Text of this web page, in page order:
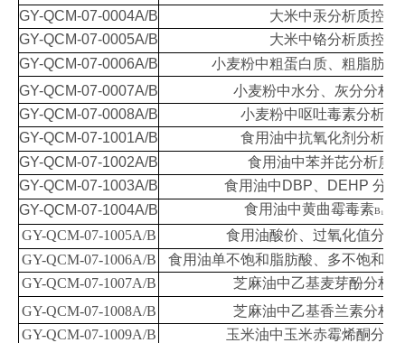
GY-QCM-07-0004A/B
大米中汞分析质控样
GY-QCM-07-0005A/B
大米中铬分析质控样
GY-QCM-07-0006A/B
小麦粉中粗蛋白质、粗脂肪分
GY-QCM-07-0007A/B
小麦粉中水分、灰分分析
GY-QCM-07-0008A/B
小麦粉中呕吐毒素分析质
GY-QCM-07-1001A/B
食用油中抗氧化剂分析质
GY-QCM-07-1002A/B
食用油中苯并芘分析质
GY-QCM-07-1003A/B
食用油中DBP、DEHP 分析
GY-QCM-07-1004A/B
食用油中黄曲霉毒素B 1
GY-QCM-07-1005A/B
食用油酸价、过氧化值分析
GY-QCM-07-1006A/B
食用油单不饱和脂肪酸、多不饱和脂
GY-QCM-07-1007A/B
芝麻油中乙基麦芽酚分析
GY-QCM-07-1008A/B
芝麻油中乙基香兰素分析
GY-QCM-07-1009A/B
玉米油中玉米赤霉烯酮分析